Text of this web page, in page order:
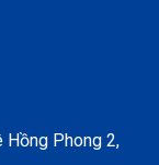
Phong 2,